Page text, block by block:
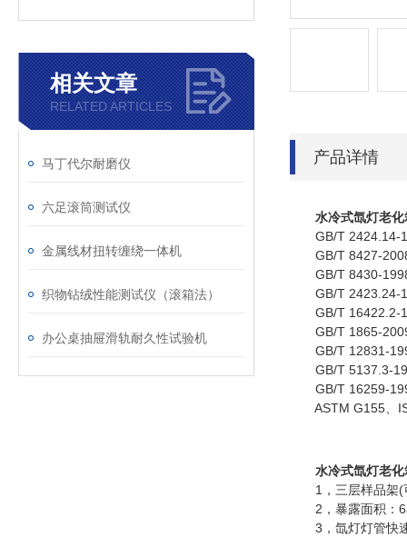
相关文章
RELATED ARTICLES
马丁代尔耐磨仪
六足滚筒测试仪
金属线材扭转缠绕一体机
织物钻绒性能测试仪（滚箱法）
办公桌抽屉滑轨耐久性试验机
产品详情
水冷式氙灯老
GB/T 2424.14-
GB/T 8427-2008
GB/T 8430-1998
GB/T 2423.24-
GB/T 16422.2-
GB/T 1865-2009
GB/T 12831-
GB/T 5137.3-
GB/T 16259-
ASTM G155、
水冷式氙灯老
1，三层样品架(
2，暴露面积：
3，氙灯灯管快